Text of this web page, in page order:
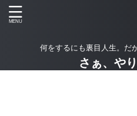
何をするにも裏目人生。だ
さぁ、や